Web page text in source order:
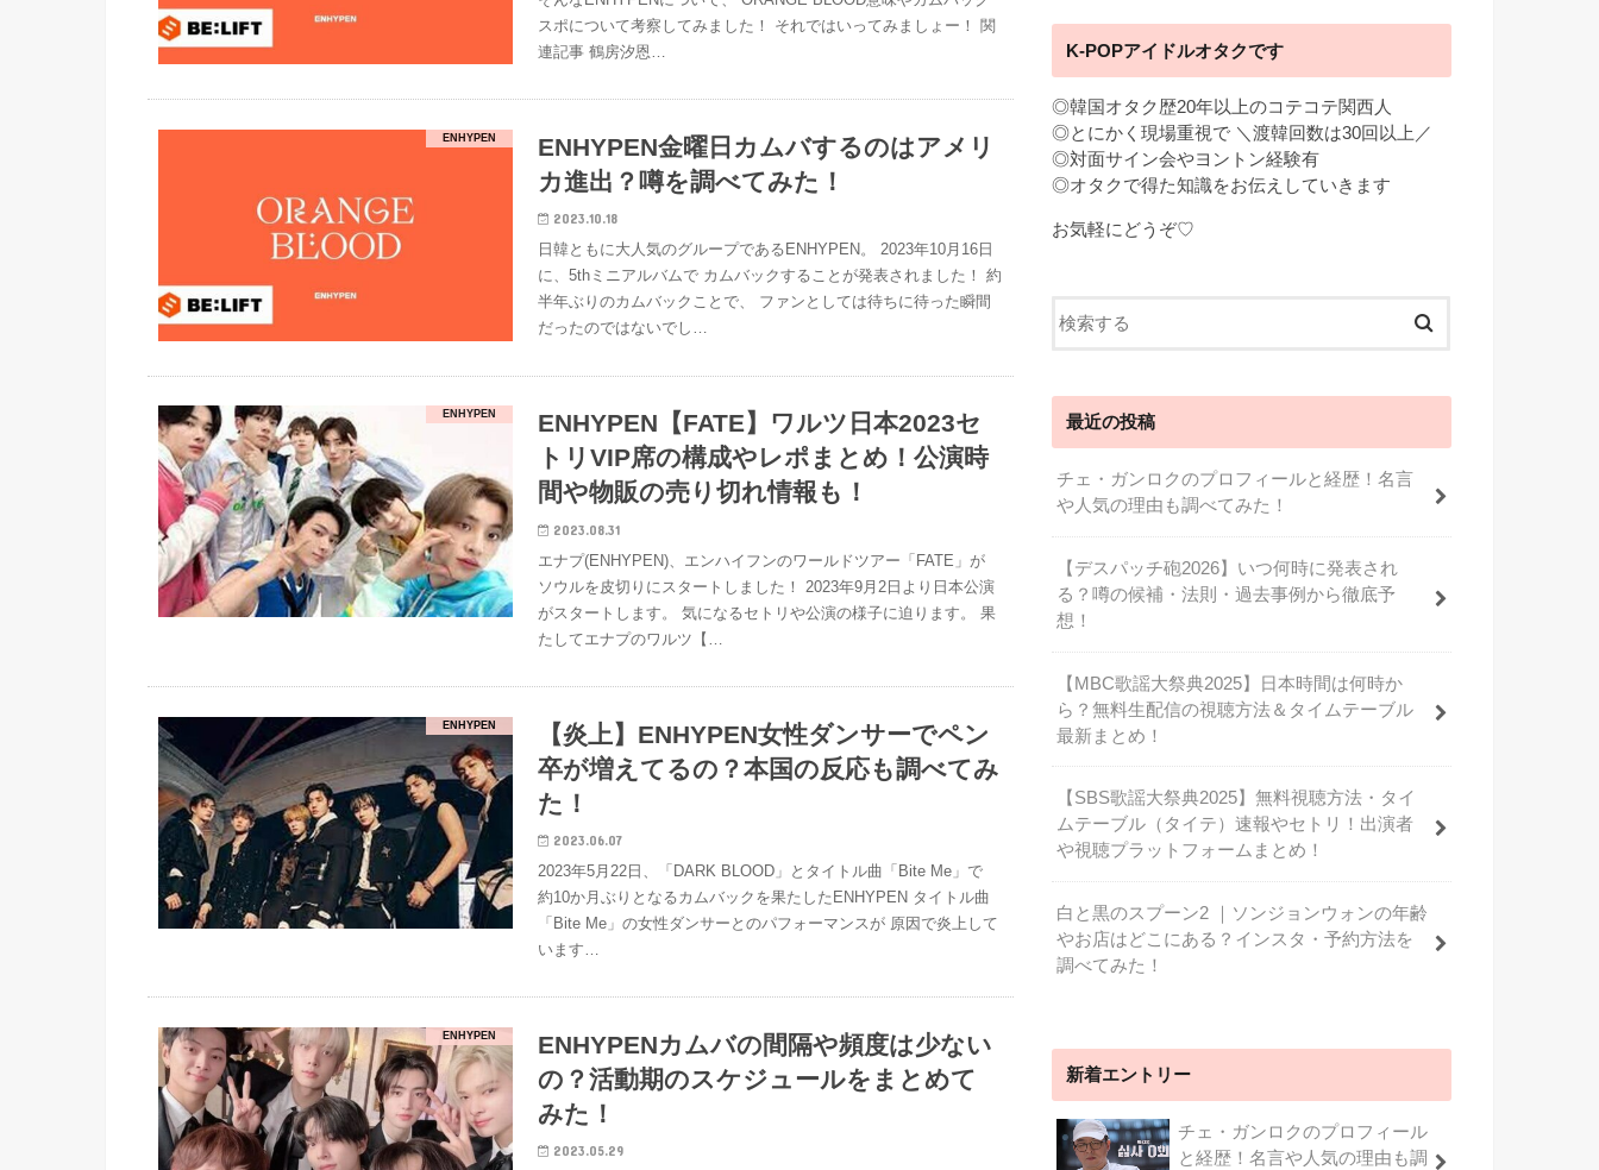
スポについて考察してみました！ それではいってみましょー！ 関
連記事 鶴房汐恩…
ENHYPEN
ENHYPEN金曜日カムバするのはアメリ
カ進出？噂を調べてみた！
2023.10.18
日韓ともに大人気のグループであるENHYPEN。 2023年10月16日
に、5thミニアルバムで カムバックすることが発表されました！ 約
半年ぶりのカムバックことで、 ファンとしては待ちに待った瞬間
だったのではないでし…
ENHYPEN
ENHYPEN【FATE】ワルツ日本2023セ
トリVIP席の構成やレポまとめ！公演時
間や物販の売り切れ情報も！
2023.08.31
エナプ(ENHYPEN)、エンハイフンのワールドツアー「FATE」が
ソウルを皮切りにスタートしました！ 2023年9月2日より日本公演
がスタートします。 気になるセトリや公演の様子に迫ります。 果
たしてエナプのワルツ【…
ENHYPEN
【炎上】ENHYPEN女性ダンサーでペン
卒が増えてるの？本国の反応も調べてみ
た！
2023.06.07
2023年5月22日、「DARK BLOOD」とタイトル曲「Bite Me」で
約10か月ぶりとなるカムバックを果たしたENHYPEN タイトル曲
「Bite Me」の女性ダンサーとのパフォーマンスが 原因で炎上して
います…
ENHYPEN
ENHYPENカムバの間隔や頻度は少ない
の？活動期のスケジュールをまとめて
みた！
2023.05.29
K-POPアイドルオタクです
◎韓国オタク歴20年以上のコテコテ関西人
◎とにかく現場重視で ＼渡韓回数は30回以上／
◎対面サイン会やヨントン経験有
◎オタクで得た知識をお伝えしていきます
お気軽にどうぞ♡
最近の投稿
チェ・ガンロクのプロフィールと経歴！名言
や人気の理由も調べてみた！
【デスパッチ砲2026】いつ何時に発表され
る？噂の候補・法則・過去事例から徹底予
想！
【MBC歌謡大祭典2025】日本時間は何時か
ら？無料生配信の視聴方法＆タイムテーブル
最新まとめ！
【SBS歌謡大祭典2025】無料視聴方法・タイ
ムテーブル（タイテ）速報やセトリ！出演者
や視聴プラットフォームまとめ！
白と黒のスプーン2 ｜ソンジョンウォンの年齢
やお店はどこにある？インスタ・予約方法を
調べてみた！
新着エントリー
チェ・ガンロクのプロフィール
と経歴！名言や人気の理由も調